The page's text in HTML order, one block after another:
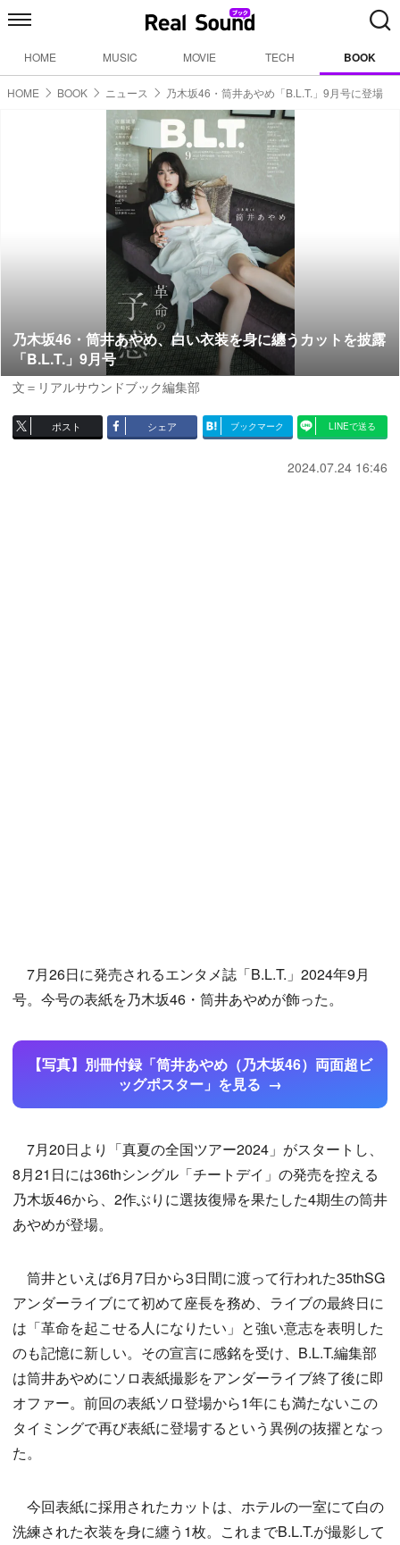
HOME MUSIC MOVIE TECH BOOK
HOME BOOK ニュース 乃木坂46・筒井あやめ「B.L.T.」9月号に登場
乃木坂46・筒井あやめ、白い衣装を身に纏うカットを披露
「B.L.T.」9月号
文＝リアルサウンドブック編集部
ポスト シェア ブックマーク LINEで送る
2024.07.24 16:46
7月26日に発売されるエンタメ誌「B.L.T.」2024年9月
号。今号の表紙を乃木坂46・筒井あやめが飾った。
【写真】別冊付録「筒井あやめ（乃木坂46）両面超ビ
ッグポスター」を見る
7月20日より「真夏の全国ツアー2024」がスタートし、
8月21日には36thシングル「チートデイ」の発売を控える
乃木坂46から、2作ぶりに選抜復帰を果たした4期生の筒井
あやめが登場。
筒井といえば6月7日から3日間に渡って行われた35thSG
アンダーライブにて初めて座長を務め、ライブの最終日に
は「革命を起こせる人になりたい」と強い意志を表明した
のも記憶に新しい。その宣言に感銘を受け、B.L.T.編集部
は筒井あやめにソロ表紙撮影をアンダーライブ終了後に即
オファー。前回の表紙ソロ登場から1年にも満たないこの
タイミングで再び表紙に登場するという異例の抜擢となっ
た。
今回表紙に採用されたカットは、ホテルの一室にて白の
洗練された衣装を身に纏う1枚。これまでB.L.T.が撮影して